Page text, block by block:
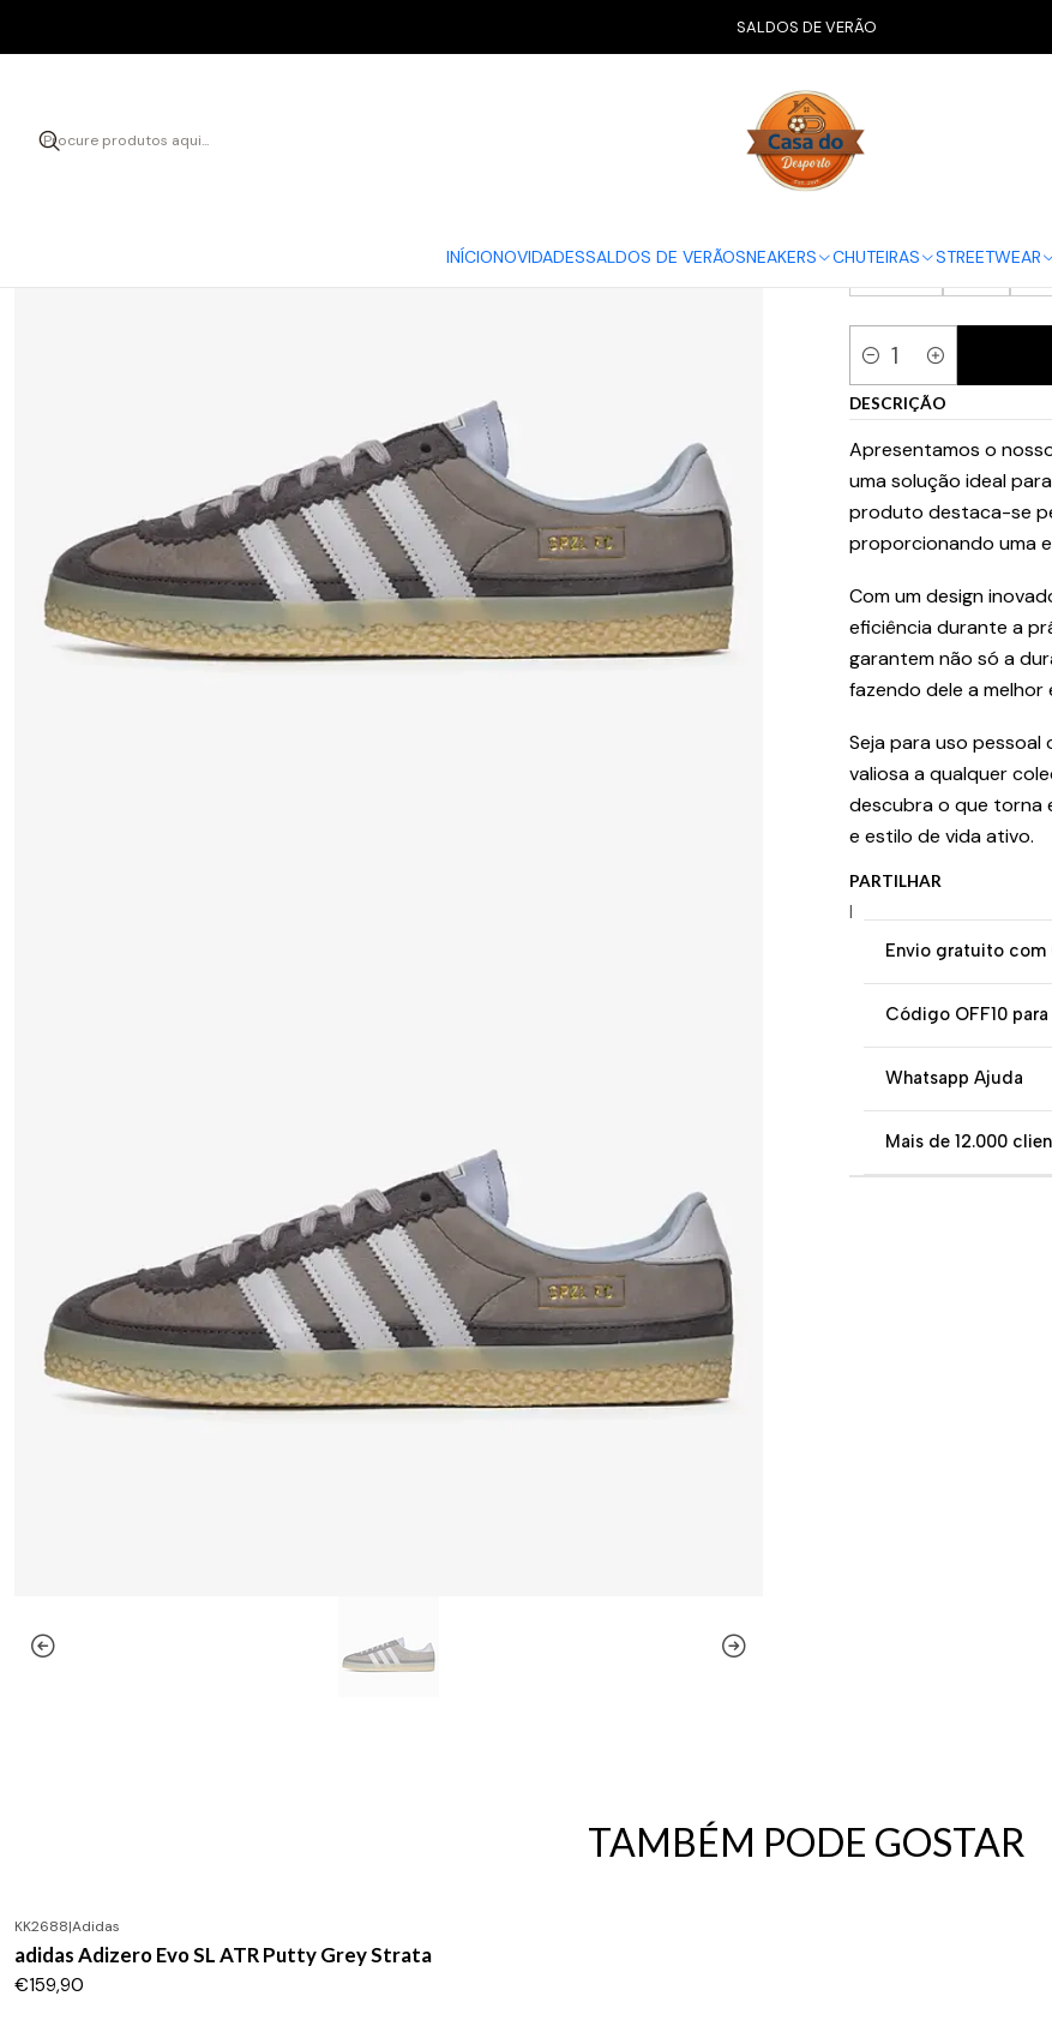
INÍCIONOVIDADESSALDOS DE VERÃOSNEAKERS CHUTEIRAS STREETWEAR
SALDOS DE VERÃO
Adidas adidas Roelee SPZL F.C. Light Grey
adidas
Quantidade
DESCRIÇÃO
Apresentamos o
uma solução ideal
produto destaca-se
proporcionando uma
Com um design
eficiência durante a
garantem não só a
fazendo dele a melhor
Seja para uso
valiosa a qualquer
descubra o que torna
e estilo de vida ativo.
PARTILHAR
|
Envio gratuito com
Código OFF10
Whatsapp Ajuda
Mais de 12.000
TAMBÉM PODE GOSTAR
KK2688|Adidas
adidas Adizero Evo SL ATR Putty Grey Strata
€159,90